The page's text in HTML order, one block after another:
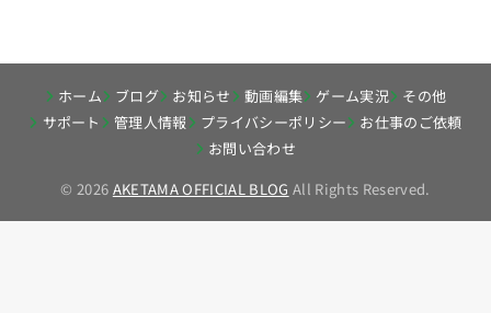
ホーム ブログ お知らせ 動画編集 ゲーム実況
その他
サポート
管理人情報 プライバシーポリシー
お仕事のご依頼
お問い合わせ
© 2026 AKETAMA OFFICIAL BLOG All Rights Reserved.